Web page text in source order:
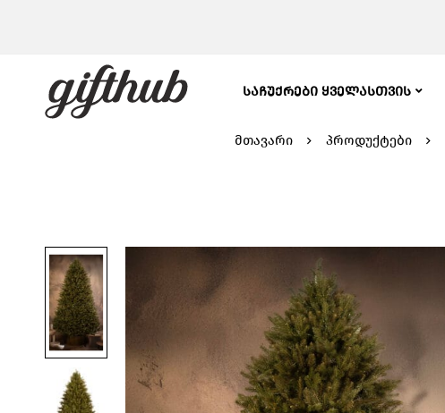
ᲡᲐᲩᲣᲥᲠᲔᲑᲘ ᲧᲕᲔᲚᲐᲡᲗᲕᲘᲡ
მთავარი პროდუქტები